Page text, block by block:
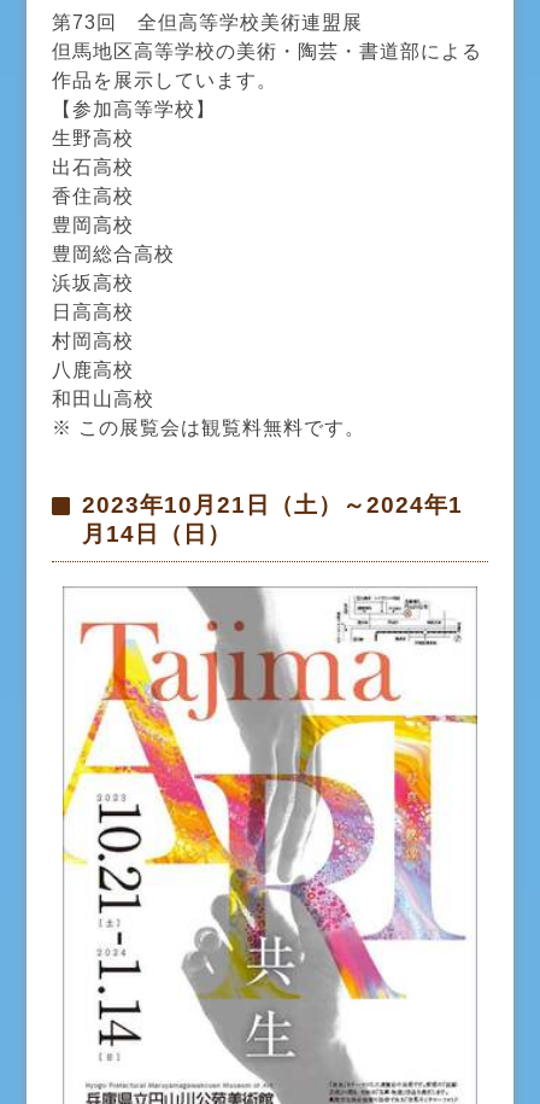
第73回 全但高等学校美術連盟展
但馬地区高等学校の美術・陶芸・書道部による
作品を展示しています。
【参加高等学校】
生野高校
出石高校
香住高校
豊岡高校
豊岡総合高校
浜坂高校
日高高校
村岡高校
八鹿高校
和田山高校
※ この展覧会は観覧料無料です。
2023年10月21日（土）～2024年1
月14日（日）